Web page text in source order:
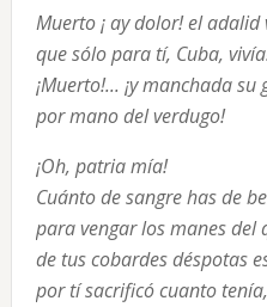
Muerto ¡ ay dolor! el adalid
que sólo para tí, Cuba,
¡Muerto!... ¡y manchada
por mano del verdugo!
¡Oh, patria mía!
Cuánto de sangre has de
para vengar los manes del
de tus cobardes déspotas
por tí sacrificó cuanto tenía,